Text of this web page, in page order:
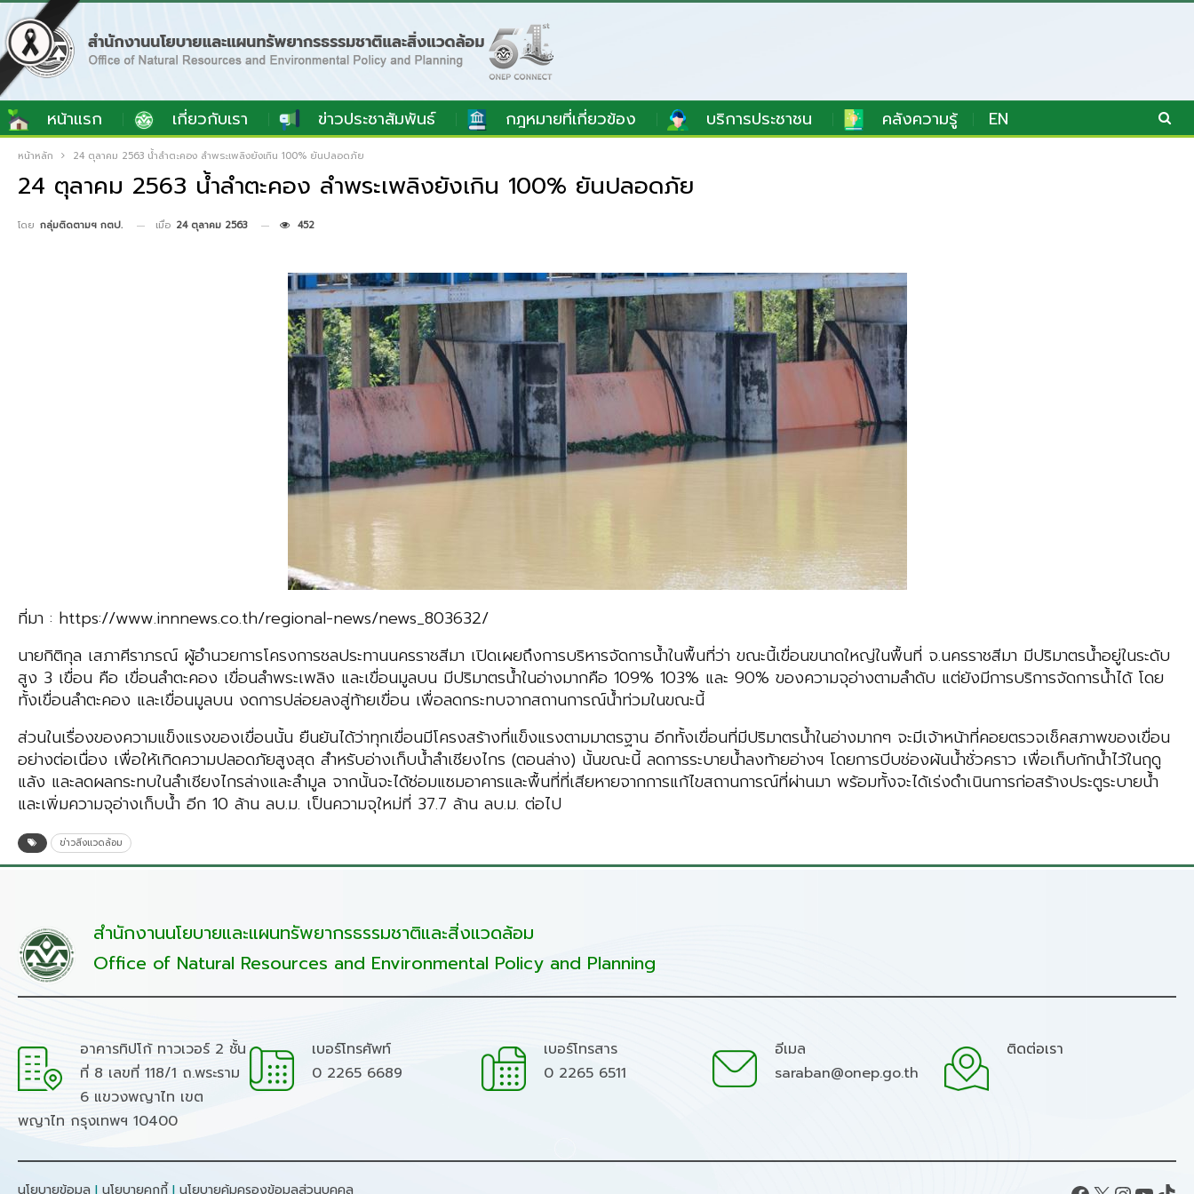
หน้าแรก เกี่ยวกับเรา ข่าวประชาสัมพันธ์ กฎหมายที่เกี่ยวข้อง บริการประชาชน คลังความรู้ EN
หน้าหลัก 24 ตุลาคม 2563 น้ำลําตะคอง ลําพระเพลิงยังเกิน 100% ยันปลอดภัย
24 ตุลาคม 2563 น้ำลําตะคอง ลําพระเพลิงยังเกิน 100% ยันปลอดภัย
โดย กลุ่มติดตามฯ กตป. เมื่อ 24 ตุลาคม 2563 452
ที่มา : https://www.innnews.co.th/regional-news/news_803632/
นายกิติกุล เสภาศีราภรณ์ ผู้อำนวยการโครงการชลประทานนครราชสีมา เปิดเผยถึงการบริหารจัดการน้ำในพื้นที่ว่า ขณะนี้เขื่อนขนาดใหญ่ในพื้นที่ จ.นครราชสีมา มีปริมาตรน้ำอยู่ในระดับ
สูง 3 เขื่อน คือ เขื่อนลําตะคอง เขื่อนลําพระเพลิง และเขื่อนมูลบน มีปริมาตรน้ำในอ่างมากคือ 109% 103% และ 90% ของความจุอ่างตามลำดับ แต่ยังมีการบริการจัดการน้ำได้ โดย
ทั้งเขื่อนลําตะคอง และเขื่อนมูลบน งดการปล่อยลงสู่ท้ายเขื่อน เพื่อลดกระทบจากสถานการณ์น้ำท่วมในขณะนี้
ส่วนในเรื่องของความแข็งแรงของเขื่อนนั้น ยืนยันได้ว่าทุกเขื่อนมีโครงสร้างที่แข็งแรงตามมาตรฐาน อีกทั้งเขื่อนที่มีปริมาตรน้ำในอ่างมากๆ จะมีเจ้าหน้าที่คอยตรวจเช็คสภาพของเขื่อน
อย่างต่อเนื่อง เพื่อให้เกิดความปลอดภัยสูงสุด สำหรับอ่างเก็บน้ำลำเชียงไกร (ตอนล่าง) นั้นขณะนี้ ลดการระบายน้ำลงท้ายอ่างฯ โดยการบีบช่องผันน้ำชั่วคราว เพื่อเก็บกักน้ำไว้ในฤดู
แล้ง และลดผลกระทบในลำเชียงไกรล่างและลำมูล จากนั้นจะได้ซ่อมแซมอาคารและพื้นที่ที่เสียหายจากการแก้ไขสถานการณ์ที่ผ่านมา พร้อมทั้งจะได้เร่งดำเนินการก่อสร้างประตูระบายน้ำ
และเพิ่มความจุอ่างเก็บน้ำ อีก 10 ล้าน ลบ.ม. เป็นความจุใหม่ที่ 37.7 ล้าน ลบ.ม. ต่อไป
ข่าวสิ่งแวดล้อม
สำนักงานนโยบายและแผนทรัพยากรธรรมชาติและสิ่งแวดล้อม
Office of Natural Resources and Environmental Policy and Planning
อาคารทิปโก้ ทาวเวอร์ 2 ชั้น
ที่ 8 เลขที่ 118/1 ถ.พระราม
6 แขวงพญาไท เขต
พญาไท กรุงเทพฯ 10400
เบอร์โทรศัพท์
0 2265 6689
เบอร์โทรสาร
0 2265 6511
อีเมล
saraban@onep.go.th
ติดต่อเรา
นโยบายข้อมูล I นโยบายคุกกี้ I นโยบายคุ้มครองข้อมูลส่วนบุคคล